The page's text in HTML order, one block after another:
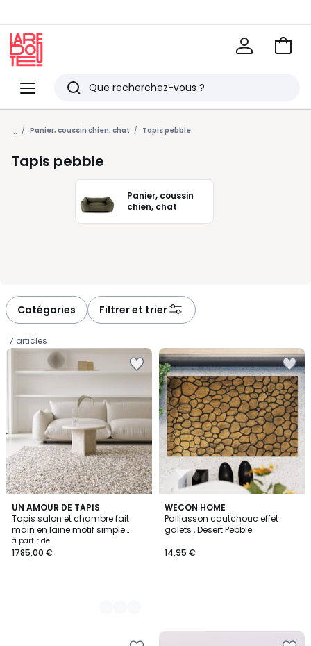
Menu
Redoute
Rechercher
Derniers
articles
vus
Voir
... Panier, coussin chien, chat Tapis pebble
Tapis pebble
Panier, coussin
chien, chat
Catégories Filtrer et trier
7 articles
UN AMOUR DE TAPIS
Tapis salon et chambre fait
main en laine motif simple
PEBBLE
Prix
à
à partir de
1785,00 €
2
Couleurs
WECON HOME
Paillasson cautchouc effet
galets , Desert Pebble
14,95 €